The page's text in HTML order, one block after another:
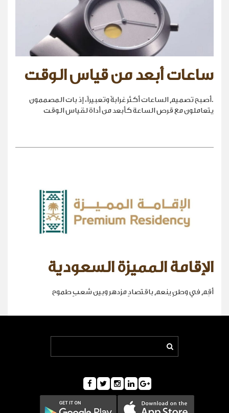
ساعات أبعد من قياس الوقت
.أصبح تصميم الساعات أكثر غرابةً وتعبيراً، إذ بات المصممون
يتعاملون مع قرص الساعة كأبعد من أداة لقياس الوقت
الإقامة المميزة السعودية
أقِم في وطنٍ ينعم باقتصادٍ مزدهر وبين شعبٍ طموح